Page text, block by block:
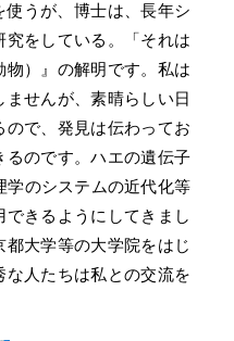
うが、博士は、長年シ
究をしている。「それは
）』の解明です。私は
せんが、素晴らしい日
で、発見は伝わってお
のです。ハエの遺伝子
学のシステムの近代化等
きるようにしてきまし
大学等の大学院をはじ
人たちは私との交流を